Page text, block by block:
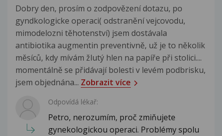
Dobry den, prosím o zodpovězení dotazu, po
gyndkologicke operaci( odstranění vejcovodu,
mimodelozni těhotenství) jsem dostávala
antibiotika augmentin preventivně, už je to několik
měsíců, kdy mívám žlutý hlen na papíře při stolici....
momentálně se přidávají bolesti v levém podbrisku,
jsem objednána... Zobrazit více
Odpovídá lékař:
Petro, nerozumím, proč zmiňujete
gynekologickou operaci. Problémy spolu